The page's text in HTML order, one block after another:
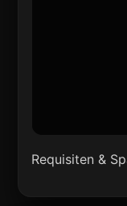
Requisiten &